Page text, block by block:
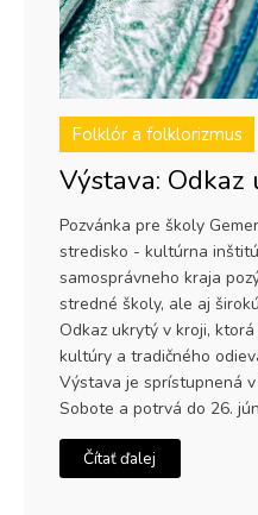
Folklór a folklorizmus
Výstava:
Pozvánka pre školy
stredisko - kultúrna
samosprávneho kraja
stredné školy, ale aj
Odkaz ukrytý v kroji,
kultúry a tradičného
Výstava je sprístupnená
Sobote a potrvá do 26.
Čítať ďalej